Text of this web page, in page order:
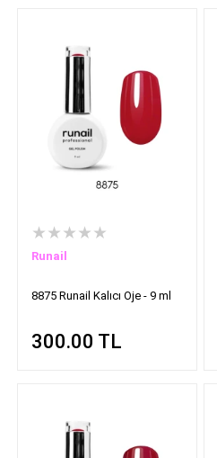
★★★★★
Runail
8875 Runail Kalıcı Oje - 9 ml
300.00 TL